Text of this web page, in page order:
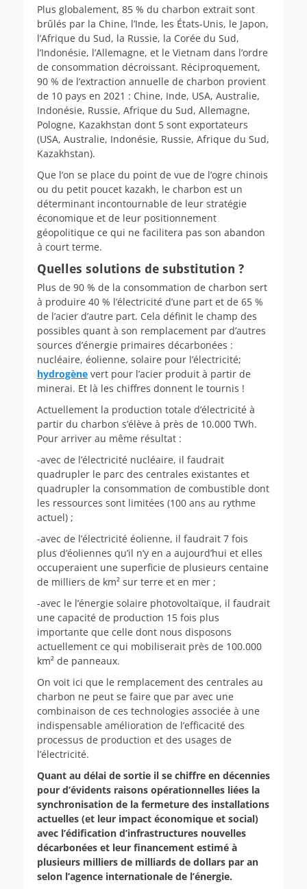
Plus globalement, 85 % du charbon extrait sont
brûlés par la Chine, l’Inde, les États-Unis, le Japon,
l’Afrique du Sud, la Russie, la Corée du Sud,
l’Indonésie, l’Allemagne, et le Vietnam dans l’ordre
de consommation décroissant. Réciproquement,
90 % de l’extraction annuelle de charbon provient
de 10 pays en 2021 : Chine, Inde, USA, Australie,
Indonésie, Russie, Afrique du Sud, Allemagne,
Pologne, Kazakhstan dont 5 sont exportateurs
(USA, Australie, Indonésie, Russie, Afrique du Sud,
Kazakhstan).
Que l’on se place du point de vue de l’ogre chinois
ou du petit poucet kazakh, le charbon est un
déterminant incontournable de leur stratégie
économique et de leur positionnement
géopolitique ce qui ne facilitera pas son abandon
à court terme.
Quelles solutions de substitution ?
Plus de 90 % de la consommation de charbon sert
à produire 40 % l’électricité d’une part et de 65 %
de l’acier d’autre part. Cela définit le champ des
possibles quant à son remplacement par d’autres
sources d’énergie primaires décarbonées :
nucléaire, éolienne, solaire pour l’électricité;
hydrogène vert pour l’acier produit à partir de
minerai. Et là les chiffres donnent le tournis !
Actuellement la production totale d’électricité à
partir du charbon s’élève à près de 10.000 TWh.
Pour arriver au même résultat :
-avec de l’électricité nucléaire, il faudrait
quadrupler le parc des centrales existantes et
quadrupler la consommation de combustible dont
les ressources sont limitées (100 ans au rythme
actuel) ;
-avec de l’électricité éolienne, il faudrait 7 fois
plus d’éoliennes qu’il n’y en a aujourd’hui et elles
occuperaient une superficie de plusieurs centaine
de milliers de km² sur terre et en mer ;
-avec le l’énergie solaire photovoltaïque, il faudrait
une capacité de production 15 fois plus
importante que celle dont nous disposons
actuellement ce qui mobiliserait près de 100.000
km² de panneaux.
On voit ici que le remplacement des centrales au
charbon ne peut se faire que par avec une
combinaison de ces technologies associée à une
indispensable amélioration de l’efficacité des
processus de production et des usages de
l’électricité.
Quant au délai de sortie il se chiffre en décennies
pour d’évidents raisons opérationnelles liées la
synchronisation de la fermeture des installations
actuelles (et leur impact économique et social)
avec l’édification d’infrastructures nouvelles
décarbonées et leur financement estimé à
plusieurs milliers de milliards de dollars par an
selon l’agence internationale de l’énergie.